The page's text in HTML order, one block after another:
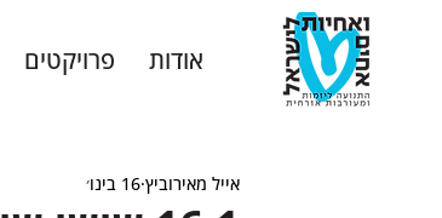
אודות פרויקטים
אייל מאירוביץ 16 בינו׳